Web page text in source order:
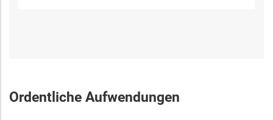
Ordentliche Aufwendungen